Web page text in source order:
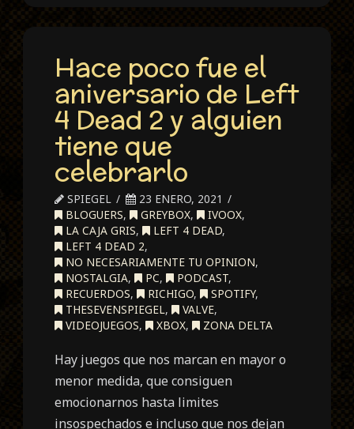
Hace poco fue el
aniversario de Left
4 Dead 2 y alguien
tiene que
celebrarlo
SPIEGEL
23 ENERO, 2021
BLOGUERS, GREYBOX, IVOOX,
LA CAJA GRIS, LEFT 4 DEAD,
LEFT 4 DEAD 2,
NO NECESARIAMENTE TU OPINION,
NOSTALGIA, PC, PODCAST,
RECUERDOS, RICHIGO, SPOTIFY,
THESEVENSPIEGEL, VALVE,
VIDEOJUEGOS, XBOX, ZONA DELTA
Hay juegos que nos marcan en mayor o
menor medida, que consiguen
emocionarnos hasta limites
insospechados e incluso que nos dejan